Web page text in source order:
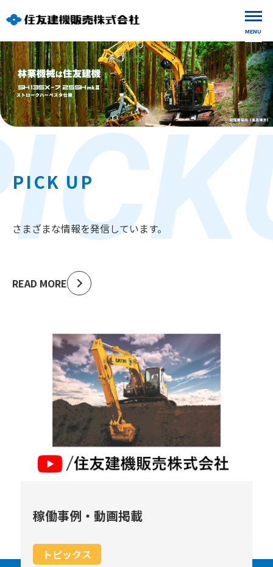
MENU
PICK UP
さまざまな情報を発信しています。
READ MORE
稼働事例・動画掲載
トピックス